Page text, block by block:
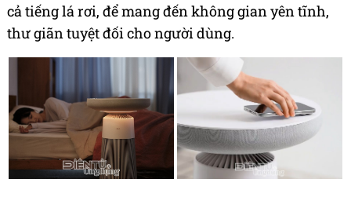
cả tiếng lá rơi, để mang đến không gian yên tĩnh,
thư giãn tuyệt đối cho người dùng.